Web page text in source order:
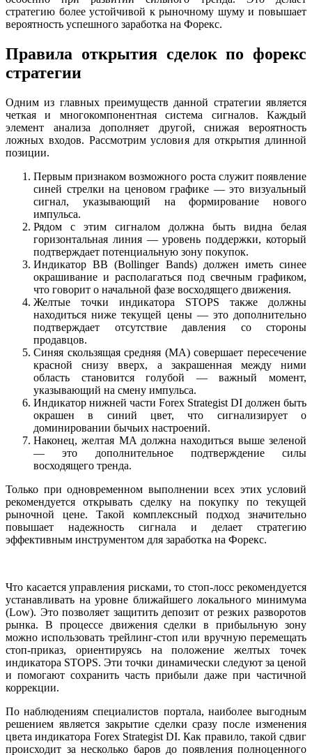
стратегию более устойчивой к рыночному шуму и повышает
вероятность успешного заработка на Форекс.
Правила открытия сделок по форекс
стратегии
Одним из главных преимуществ данной стратегии является
четкая и многокомпонентная система сигналов. Каждый
элемент анализа дополняет другой, снижая вероятность
ложных входов. Рассмотрим условия для открытия длинной
позиции.
Первым признаком возможного роста служит появление
синей стрелки на ценовом графике — это визуальный
сигнал, указывающий на формирование нового
импульса.
Рядом с этим сигналом должна быть видна белая
горизонтальная линия — уровень поддержки, который
подтверждает потенциальную зону покупок.
Индикатор BB (Bollinger Bands) должен иметь синее
окрашивание и располагаться под свечным графиком,
что говорит о начальной фазе восходящего движения.
Желтые точки индикатора STOPS также должны
находиться ниже текущей цены — это дополнительно
подтверждает отсутствие давления со стороны
продавцов.
Синяя скользящая средняя (MA) совершает пересечение
красной снизу вверх, а закрашенная между ними
область становится голубой — важный момент,
указывающий на смену импульса.
Индикатор нижней части Forex Strategist DI должен быть
окрашен в синий цвет, что сигнализирует о
доминировании бычьих настроений.
Наконец, желтая MA должна находиться выше зеленой
— это дополнительное подтверждение силы
восходящего тренда.
Только при одновременном выполнении всех этих условий
рекомендуется открывать сделку на покупку по текущей
рыночной цене. Такой комплексный подход значительно
повышает надежность сигнала и делает стратегию
эффективным инструментом для заработка на Форекс.
Что касается управления рисками, то стоп-лосс рекомендуется
устанавливать на уровне ближайшего локального минимума
(Low). Это позволяет защитить депозит от резких разворотов
рынка. В процессе движения сделки в прибыльную зону
можно использовать трейлинг-стоп или вручную перемещать
стоп-приказ, ориентируясь на положение желтых точек
индикатора STOPS. Эти точки динамически следуют за ценой
и помогают сохранить часть прибыли даже при частичной
коррекции.
По наблюдениям специалистов портала, наиболее выгодным
решением является закрытие сделки сразу после изменения
цвета индикатора Forex Strategist DI. Как правило, такой сдвиг
происходит за несколько баров до появления полноценного